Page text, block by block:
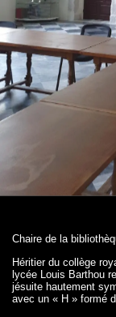
Chaire de la
Héritier du collège
lycée Louis Barthou
jésuite hautement
avec un « H » formé